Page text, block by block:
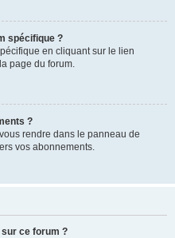
spécifique ?
en cliquant sur le lien
page du forum.
?
rendre dans le panneau de
vos abonnements.
ce forum ?